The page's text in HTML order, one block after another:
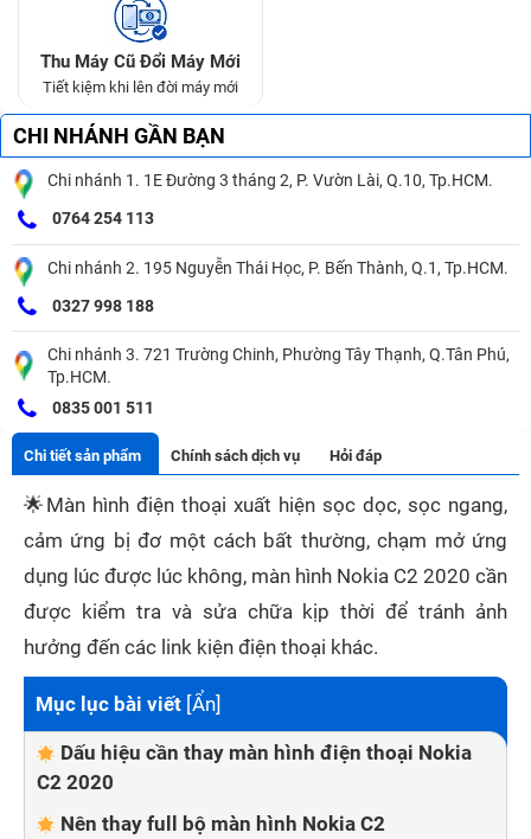
Thu Máy Cũ Đổi Máy Mới
Tiết kiệm khi lên đời máy mới
CHI NHÁNH GẦN BẠN
Chi nhánh 1. 1E Đường 3 tháng 2, P. Vườn Lài, Q.10, Tp.HCM.
0764 254 113
Chi nhánh 2. 195 Nguyễn Thái Học, P. Bến Thành, Q.1, Tp.HCM.
0327 998 188
Chi nhánh 3. 721 Trường Chinh, Phường Tây Thạnh, Q.Tân Phú,
Tp.HCM.
0835 001 511
Chi tiết sản phẩm Chính sách dịch vụ Hỏi đáp
🌟 Màn hình điện thoại xuất hiện sọc dọc, sọc ngang,
cảm ứng bị đơ một cách bất thường, chạm mở ứng
dụng lúc được lúc không, màn hình Nokia C2 2020 cần
được kiểm tra và sửa chữa kịp thời để tránh ảnh
hưởng đến các link kiện điện thoại khác.
Mục lục bài viết [Ẩn]
Dấu hiệu cần thay màn hình điện thoại Nokia
C2 2020
Nên thay full bộ màn hình Nokia C2